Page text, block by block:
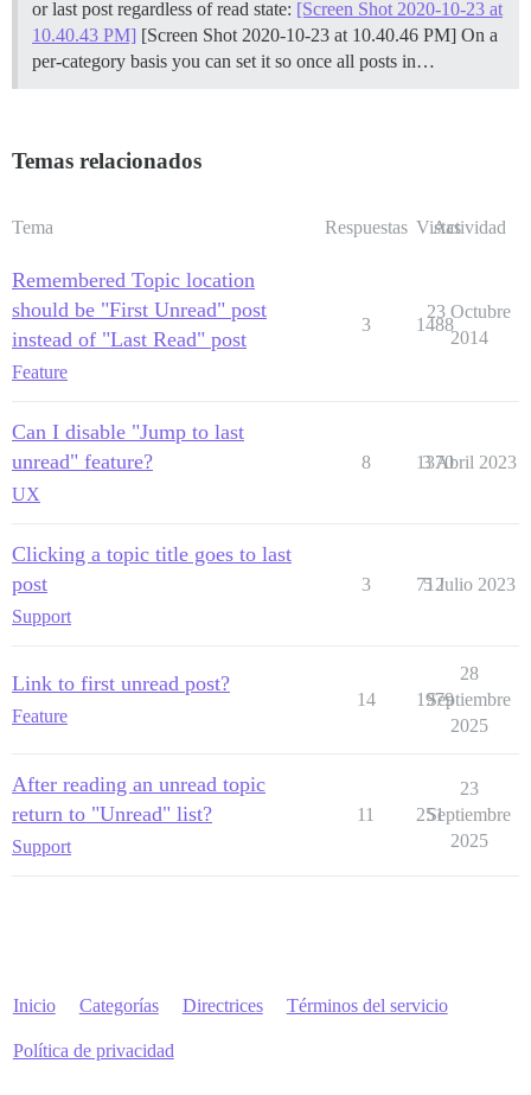
or last post regardless of read state: [Screen Shot 2020-10-23 at
10.40.43 PM] [Screen Shot 2020-10-23 at 10.40.46 PM] On a
per-category basis you can set it so once all posts in…
Temas relacionados
Tema Respuestas Vistas
Actividad
Remembered Topic location
should be "First Unread" post
instead of "Last Read" post
Feature
3 1488
23 Octubre
2014
Can I disable "Jump to last
unread" feature?
UX
8 1370
3 Abril 2023
Clicking a topic title goes to last
post
Support
3 712
5 Julio 2023
Link to first unread post?
Feature
14 1979
28
Septiembre
2025
After reading an unread topic
return to "Unread" list?
Support
11 251
23
Septiembre
2025
Inicio Categorías Directrices Términos del servicio
Política de privacidad